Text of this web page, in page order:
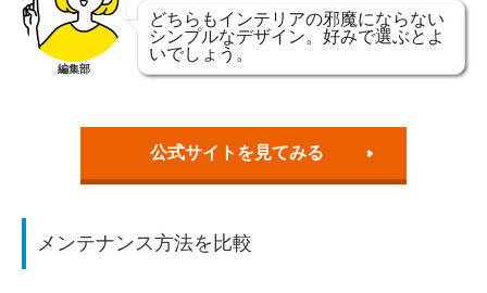
編集部
どちらもインテリアの邪魔にならない
シンプルなデザイン。好みで選ぶとよ
いでしょう。
公式サイトを見てみる
メンテナンス方法を比較